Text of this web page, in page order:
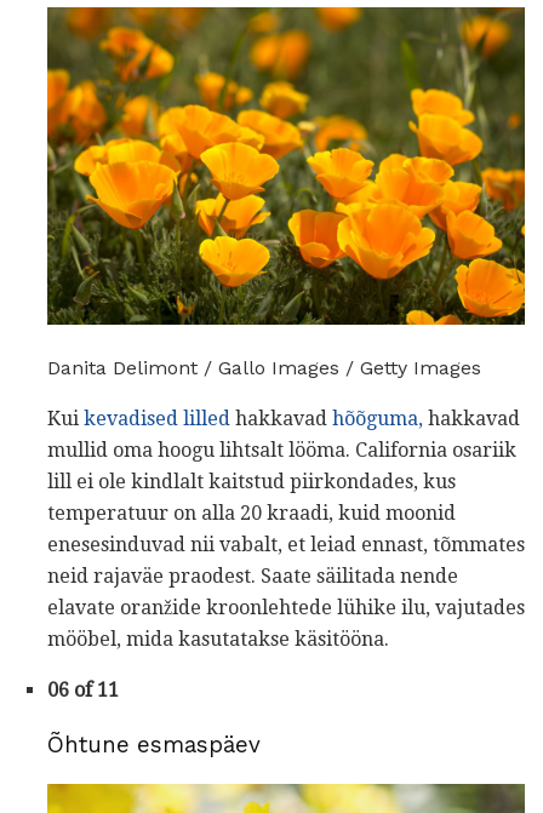
Danita Delimont / Gallo Images / Getty Images
Kui kevadised lilled hakkavad hõõguma, hakkavad
mullid oma hoogu lihtsalt lööma. California osariik
lill ei ole kindlalt kaitstud piirkondades, kus
temperatuur on alla 20 kraadi, kuid moonid
enesesinduvad nii vabalt, et leiad ennast, tõmmates
neid rajaväe praodest. Saate säilitada nende
elavate oranžide kroonlehtede lühike ilu, vajutades
mööbel, mida kasutatakse käsitööna.
06 of 11
Õhtune esmaspäev